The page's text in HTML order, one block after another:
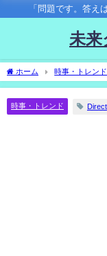
「問題です。答え
未来
ホーム 時事・トレンド
に合わせて再登場予定の巨
時事・トレンド Direct